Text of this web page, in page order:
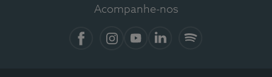
Acompanhe-nos